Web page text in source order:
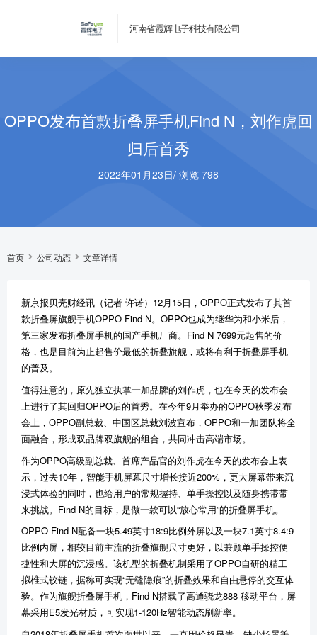
河南省霞辉电子科技有限公司
OPPO发布首款折叠屏手机Find N，刘作虎回
归后首秀
2022年01月23日/ 浏览 798
首页 公司动态 文章详情
新京报贝壳财经讯（记者 许诺）12月15日，OPPO正式发布了其首
款折叠屏旗舰手机OPPO Find N。OPPO也成为继华为和小米后，
第三家发布折叠屏手机的国产手机厂商。Find N 7699元起售的价
格，也是目前为止起售价最低的折叠旗舰，或将有利于折叠屏手机
的普及。
值得注意的，原先独立执掌一加品牌的刘作虎，也在今天的发布会
上进行了其回归OPPO后的首秀。在今年9月举办的OPPO秋季发布
会上，OPPO副总裁、中国区总裁刘波宣布，OPPO和一加团队将全
面融合，形成双品牌双旗舰的组合，共同冲击高端市场。
作为OPPO高级副总裁、首席产品官的刘作虎在今天的发布会上表
示，过去10年，智能手机屏幕尺寸增长接近200%，更大屏幕带来沉
浸式体验的同时，也给用户的常规握持、单手操控以及随身携带带
来挑战。Find N的目标，是做一款可以“放心常用”的折叠屏手机。
OPPO Find N配备一块5.49英寸18:9比例外屏以及一块7.1英寸8.4:9
比例内屏，相较目前主流的折叠旗舰尺寸更好，以兼顾单手操控便
捷性和大屏的沉浸感。该机型的折叠机制采用了OPPO自研的精工
拟椎式铰链，据称可实现“无缝隐痕”的折叠效果和自由悬停的交互体
验。作为旗舰折叠屏手机，Find N搭载了高通骁龙888 移动平台，屏
幕采用E5发光材质，可实现1-120Hz智能动态刷新率。